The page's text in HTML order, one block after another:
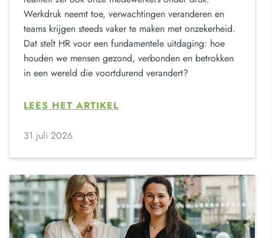
Werkdruk neemt toe, verwachtingen veranderen en
teams krijgen steeds vaker te maken met onzekerheid.
Dat stelt HR voor een fundamentele uitdaging: hoe
houden we mensen gezond, verbonden en betrokken
in een wereld die voortdurend verandert?
LEES HET ARTIKEL
31 juli 2026